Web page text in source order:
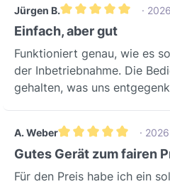
Jürgen B.
Durchschnittliche
·
Einfach, aber gut
Funktioniert genau, wie es
der Inbetriebnahme. Die
gehalten, was uns
A. Weber
Durchschnittliche
·
Gutes Gerät zum fairen
Für den Preis habe ich ein